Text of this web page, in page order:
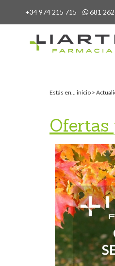
+34 974 215 715 681
Estás en... inicio >
Ofertas